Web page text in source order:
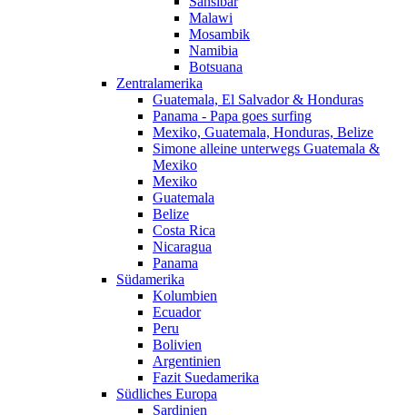
Malawi
Mosambik
Namibia
Botsuana
Zentralamerika
Guatemala, El Salvador & Honduras
Panama - Papa goes surfing
Mexiko, Guatemala, Honduras, Belize
Simone alleine unterwegs Guatemala &
Mexiko
Mexiko
Guatemala
Belize
Costa Rica
Nicaragua
Panama
Südamerika
Kolumbien
Ecuador
Peru
Bolivien
Argentinien
Fazit Suedamerika
Südliches Europa
Sardinien